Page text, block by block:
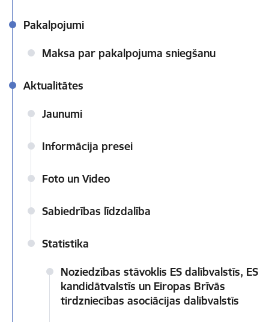
Pakalpojumi
Maksa par pakalpojuma sniegšanu
Aktualitātes
Jaunumi
Informācija presei
Foto un Video
Sabiedrības līdzdalība
Statistika
Noziedzības stāvoklis ES dalībvalstīs, ES
kandidātvalstīs un Eiropas Brīvās
tirdzniecības asociācijas dalībvalstīs